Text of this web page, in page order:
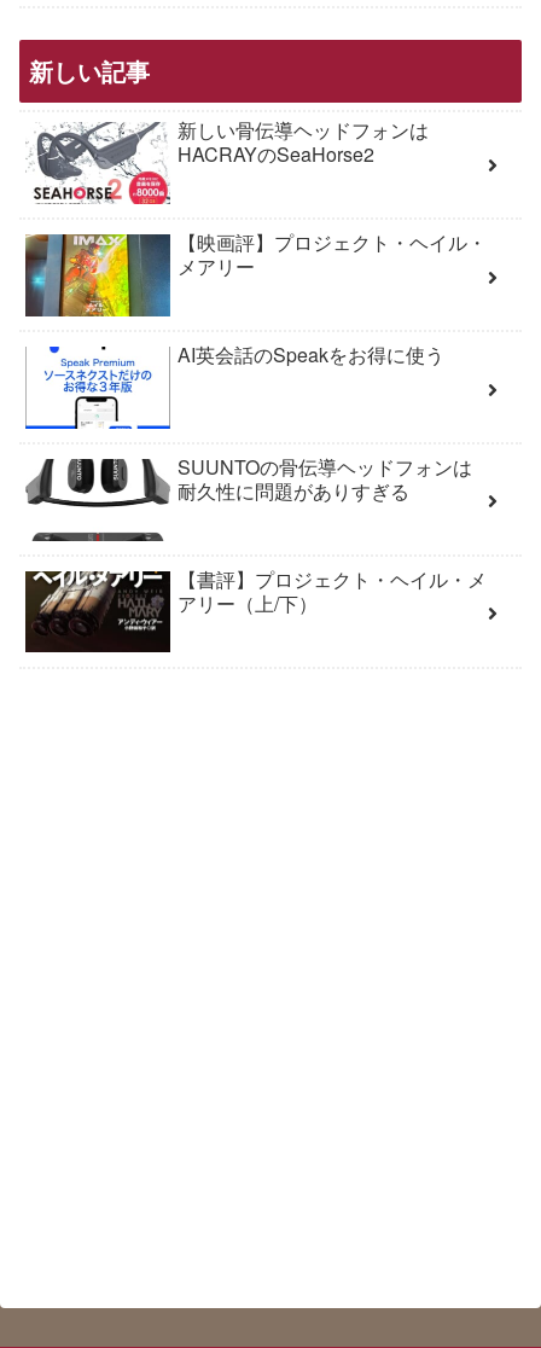
新しい記事
新しい骨伝導ヘッドフォンは
HACRAYのSeaHorse2
【映画評】プロジェクト・ヘイル・
メアリー
AI英会話のSpeakをお得に使う
SUUNTOの骨伝導ヘッドフォンは
耐久性に問題がありすぎる
【書評】プロジェクト・ヘイル・メ
アリー（上/下）